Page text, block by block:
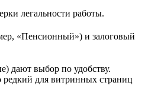
легальности работы.
«Пенсионный») и залоговый
дают выбор по удобству.
для витринных страниц